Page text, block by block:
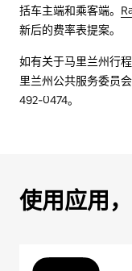
括车主端和乘客端。
新后的费率表提案。
如有关于马里兰州行
里兰州公共服务委员
492-0474。
使用应用